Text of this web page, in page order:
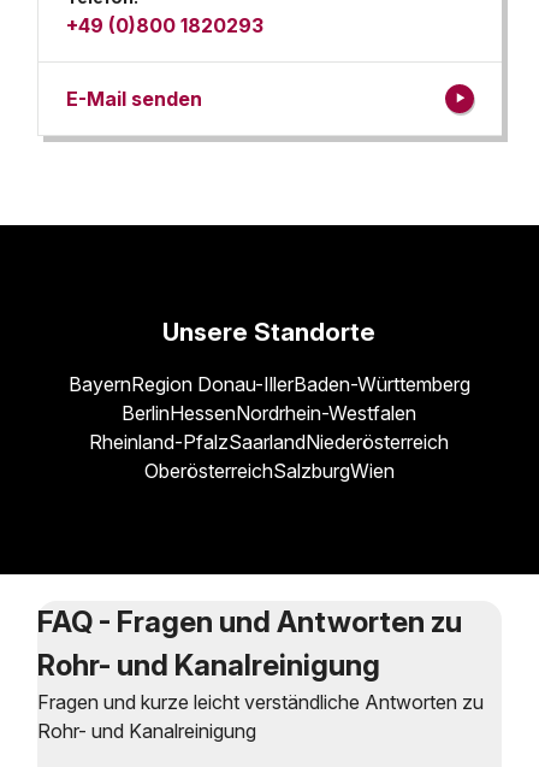
+49 (0)800 1820293
E-Mail senden
Unsere Standorte
BayernRegion Donau-IllerBaden-Württemberg
BerlinHessenNordrhein-Westfalen
Rheinland-PfalzSaarlandNiederösterreich
OberösterreichSalzburgWien
FAQ - Fragen und Antworten zu
Rohr- und Kanalreinigung
Fragen und kurze leicht verständliche Antworten zu
Rohr- und Kanalreinigung